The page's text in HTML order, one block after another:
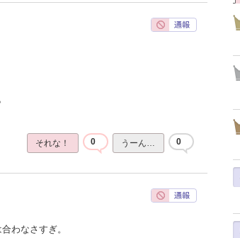
それな！ 0 うーん… 0
わなさすぎ。